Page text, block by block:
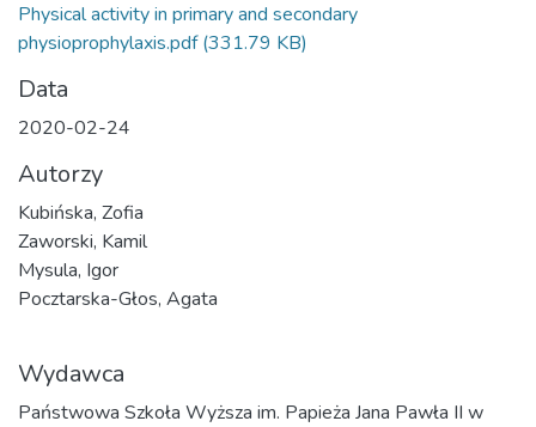
Physical activity in primary and secondary
physioprophylaxis.pdf (331.79 KB)
Data
2020-02-24
Autorzy
Kubińska, Zofia
Zaworski, Kamil
Mysula, Igor
Pocztarska-Głos, Agata
Wydawca
Państwowa Szkoła Wyższa im. Papieża Jana Pawła II w